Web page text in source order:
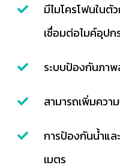
มีไมโครโฟนในตั
เชื่อมต่อไมค์อุป
ระบบป้องกันภา
สามารถเพิ่มควา
การป้องกันน้ำแล
เมตร